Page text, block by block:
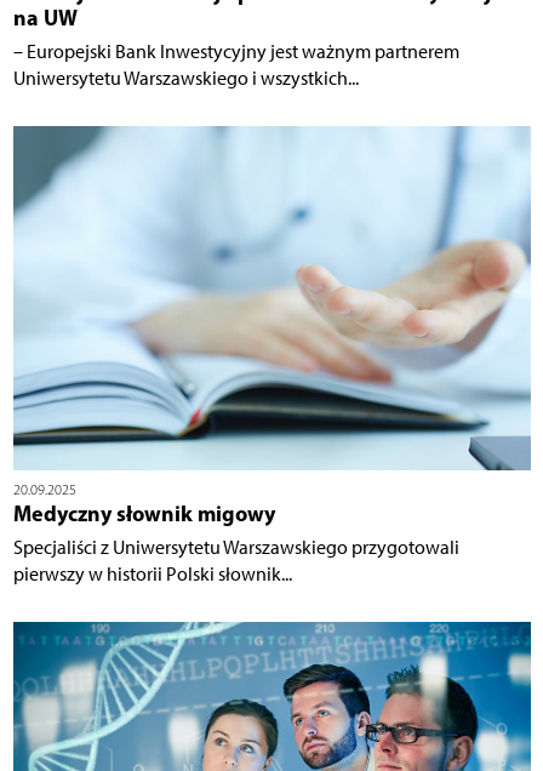
na UW
– Europejski Bank Inwestycyjny jest ważnym partnerem
Uniwersytetu Warszawskiego i wszystkich...
20.09.2025
Medyczny słownik migowy
Specjaliści z Uniwersytetu Warszawskiego przygotowali
pierwszy w historii Polski słownik...